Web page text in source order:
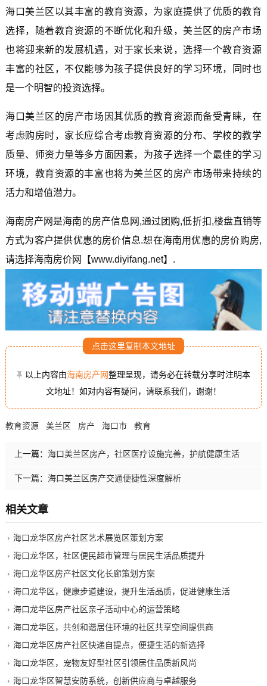
海口美兰区以其丰富的教育资源，为家庭提供了优质的教育
选择，随着教育资源的不断优化和升级，美兰区的房产市场
也将迎来新的发展机遇，对于家长来说，选择一个教育资源
丰富的社区，不仅能够为孩子提供良好的学习环境，同时也
是一个明智的投资选择。
海口美兰区的房产市场因其优质的教育资源而备受青睐，在
考虑购房时，家长应综合考虑教育资源的分布、学校的教学
质量、师资力量等多方面因素，为孩子选择一个最佳的学习
环境，教育资源的丰富也将为美兰区的房产市场带来持续的
活力和增值潜力。
海南房产网是海南的房产信息网,通过团购,低折扣,楼盘直销等
方式为客户提供优惠的房价信息.想在海南用优惠的房价购房,
请选择海南房价网【www.diyifang.net】.
点击这里复制本文地址
以上内容由海南房产网整理呈现，请务必在转载分享时注明本
文地址！如对内容有疑问，请联系我们，谢谢！
教育资源 美兰区 房产 海口市 教育
上一篇： 海口美兰区房产，社区医疗设施完善，护航健康生活
下一篇： 海口美兰区房产交通便捷性深度解析
相关文章
海口龙华区房产社区艺术展览区策划方案
海口龙华区，社区便民超市管理与居民生活品质提升
海口龙华区房产社区文化长廊策划方案
海口龙华区，健康步道建设，提升生活品质，促进健康生活
海口龙华区房产社区亲子活动中心的运营策略
海口龙华区，共创和谐居住环境的社区共享空间提供商
海口龙华区房产社区快递自提点，便捷生活的新选择
海口龙华区，宠物友好型社区引领居住品质新风尚
海口龙华区智慧安防系统，创新供应商与卓越服务